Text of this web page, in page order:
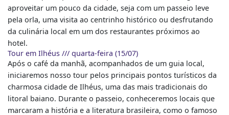
aproveitar um pouco da cidade, seja com um passeio leve
pela orla, uma visita ao centrinho histórico ou desfrutando
da culinária local em um dos restaurantes próximos ao
hotel.
Tour em Ilhéus /// quarta-feira (15/07)
Após o café da manhã, acompanhados de um guia local,
iniciaremos nosso tour pelos principais pontos turísticos da
charmosa cidade de Ilhéus, uma das mais tradicionais do
litoral baiano. Durante o passeio, conheceremos locais que
marcaram a história e a literatura brasileira, como o famoso